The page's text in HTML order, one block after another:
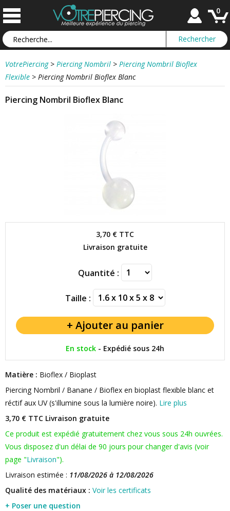
0
VotrePiercing > Piercing Nombril > Piercing Nombril Bioflex
Flexible > Piercing Nombril Bioflex Blanc
Piercing Nombril Bioflex Blanc
3,70 € TTC
Livraison gratuite
Quantité :
Taille :
En stock - Expédié sous 24h
Matière : Bioflex / Bioplast
Piercing Nombril / Banane / Bioflex en bioplast flexible blanc et
réctif aux UV (s'illumine sous la lumière noire). Lire plus
3,70 € TTC Livraison gratuite
Ce produit est expédié gratuitement chez vous sous 24h ouvrées.
Vous disposez d'un délai de 90 jours pour changer d'avis (voir
page "Livraison").
Livraison estimée : 11/08/2026 à 12/08/2026
Qualité des matériaux : Voir les certificats
+ Poser une question